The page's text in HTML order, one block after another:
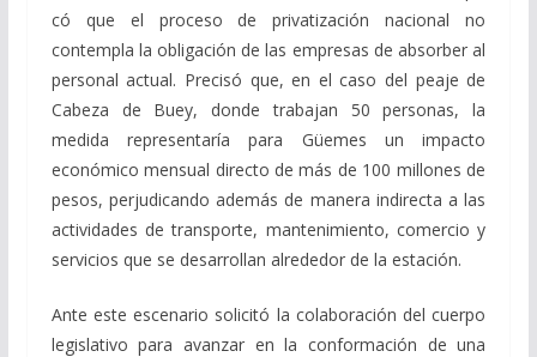
có que el proceso de privatización nacional no
contempla la obligación de las empresas de absorber al
personal actual. Precisó que, en el caso del peaje de
Cabeza de Buey, donde trabajan 50 personas, la
medida representaría para Güemes un impacto
económico mensual directo de más de 100 millones de
pesos, perjudicando además de manera indirecta a las
actividades de transporte, mantenimiento, comercio y
servicios que se desarrollan alrededor de la estación.
Ante este escenario solicitó la colaboración del cuerpo
legislativo para avanzar en la conformación de una